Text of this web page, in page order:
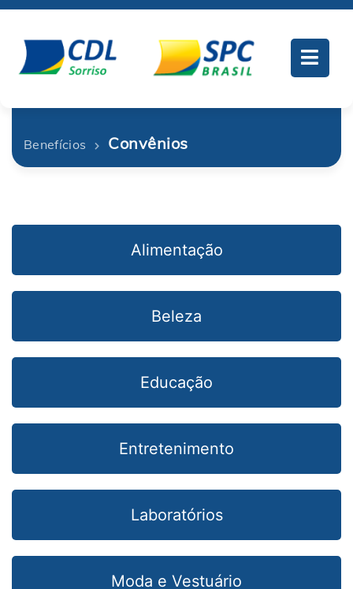
Benefícios Convênios
Alimentação
Beleza
Educação
Entretenimento
Laboratórios
Moda e Vestuário